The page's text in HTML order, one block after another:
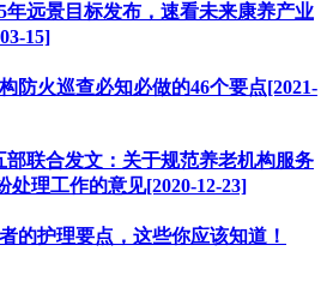
年远景目标发布，速看未来康养产业
15]
防火巡查必知必做的46个要点[2021-
部联合发文：关于规范养老机构服务
处理工作的意见[2020-12-23]
的护理要点，这些你应该知道！